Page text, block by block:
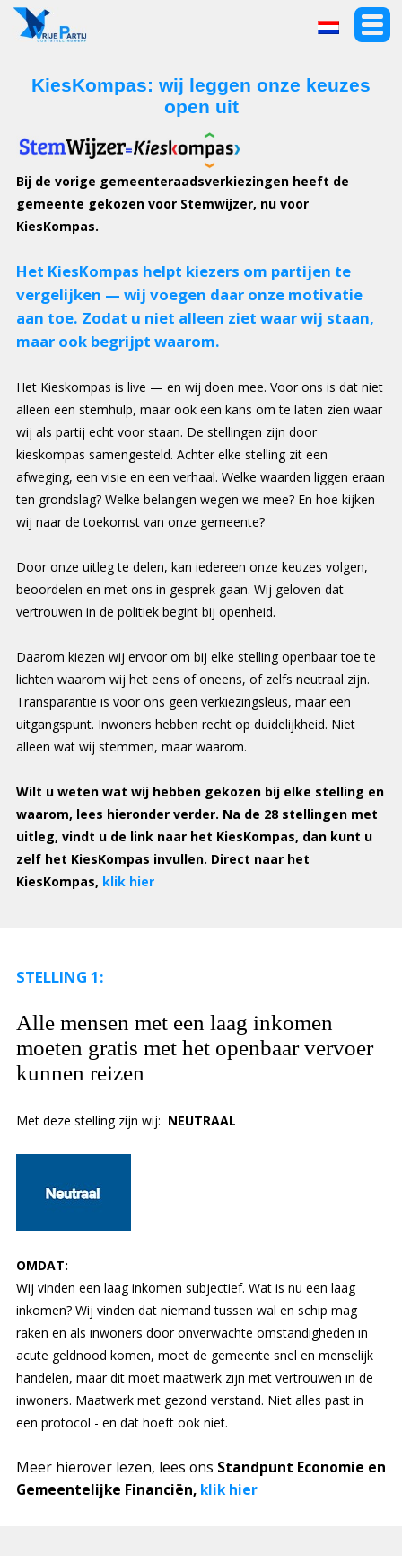
KiesKompas: wij leggen onze keuzes
open uit
Bij de vorige gemeenteraadsverkiezingen heeft de
gemeente gekozen voor Stemwijzer, nu voor
KiesKompas.
Het KiesKompas helpt kiezers om partijen te
vergelijken — wij voegen daar onze motivatie
aan toe. Zodat u niet alleen ziet waar wij staan,
maar ook begrijpt waarom.
Het Kieskompas is live — en wij doen mee. Voor ons is dat niet
alleen een stemhulp, maar ook een kans om te laten zien waar
wij als partij echt voor staan. De stellingen zijn door
kieskompas samengesteld. Achter elke stelling zit een
afweging, een visie en een verhaal. Welke waarden liggen eraan
ten grondslag? Welke belangen wegen we mee? En hoe kijken
wij naar de toekomst van onze gemeente?
Door onze uitleg te delen, kan iedereen onze keuzes volgen,
beoordelen en met ons in gesprek gaan. Wij geloven dat
vertrouwen in de politiek begint bij openheid.
Daarom kiezen wij ervoor om bij elke stelling openbaar toe te
lichten waarom wij het eens of oneens, of zelfs neutraal zijn.
Transparantie is voor ons geen verkiezingsleus, maar een
uitgangspunt. Inwoners hebben recht op duidelijkheid. Niet
alleen wat wij stemmen, maar waarom.
Wilt u weten wat wij hebben gekozen bij elke stelling en
waarom, lees hieronder verder. Na de 28 stellingen met
uitleg, vindt u de link naar het KiesKompas, dan kunt u
zelf het KiesKompas invullen. Direct naar het
KiesKompas, klik hier
STELLING 1:
Alle mensen met een laag inkomen
moeten gratis met het openbaar vervoer
kunnen reizen
Met deze stelling zijn wij: NEUTRAAL
OMDAT:
Wij vinden een laag inkomen subjectief. Wat is nu een laag
inkomen? Wij vinden dat niemand tussen wal en schip mag
raken en als inwoners door onverwachte omstandigheden in
acute geldnood komen, moet de gemeente snel en menselijk
handelen, maar dit moet maatwerk zijn met vertrouwen in de
inwoners. Maatwerk met gezond verstand. Niet alles past in
een protocol - en dat hoeft ook niet.
Meer hierover lezen, lees ons Standpunt Economie en
Gemeentelijke Financiën, klik hier